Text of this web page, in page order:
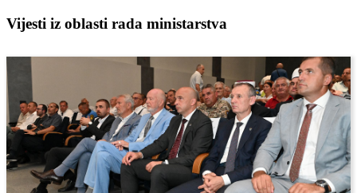
Vijesti iz oblasti rada ministarstva